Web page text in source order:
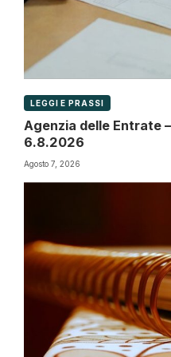
LEGGI E PRASSI
Agenzia delle Entrate
6.8.2026
Agosto 7, 2026